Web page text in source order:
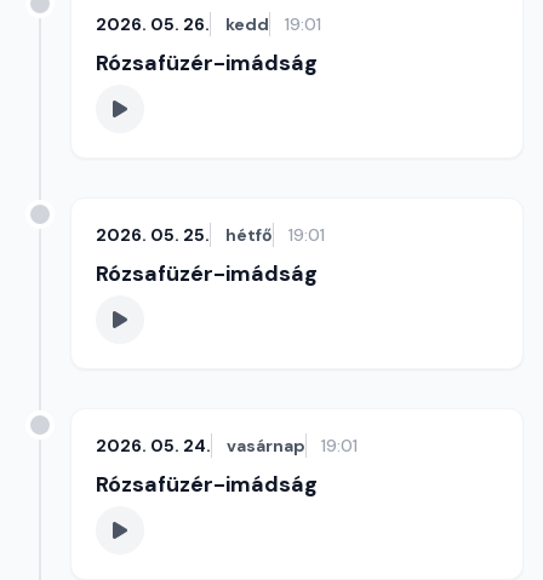
2026. 05. 26. kedd 19:01
Rózsafüzér-imádság
2026. 05. 25. hétfő 19:01
Rózsafüzér-imádság
2026. 05. 24. vasárnap 19:01
Rózsafüzér-imádság